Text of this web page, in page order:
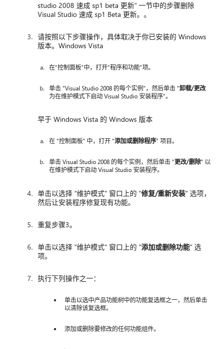
studio 2008 速成 sp1 beta 更新" 一节中的步骤删除
Visual Studio 速成 sp1 Beta 更新。。
请按照以下步骤操作，具体取决于你已安装的 Windows
版本。Windows Vista
在“控制面板”中，打开“程序和功能”项。
单击 "Visual Studio 2008 的每个实例"，然后单击 "卸载/更改
为在维护模式下启动 Visual Studio 安装程序"。
早于 Windows Vista 的 Windows 版本
在 "控制面板" 中，打开 "添加或删除程序" 项目。
单击 Visual Studio 2008 的每个实例，然后单击 "更改/删除" 以
在维护模式下启动 Visual Studio 安装程序。
单击以选择 "维护模式" 窗口上的 "修复/重新安装" 选项，
然后让安装程序修复现有功能。
重复步骤3。
单击以选择 "维护模式" 窗口上的 "添加或删除功能" 选
项。
执行下列操作之一：
单击以选中产品功能树中的功能复选框之一，然后单击
以清除该复选框。
添加或删除要修改的任何功能组件。